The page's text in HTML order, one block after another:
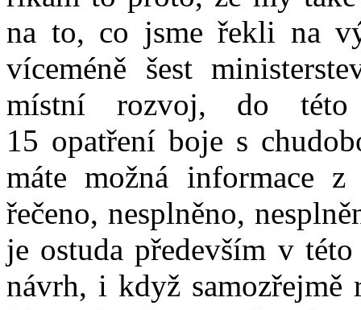
na to, co jsme řekli na
víceméně šest
místní rozvoj, do této
15 opatření boje s
máte možná informace
řečeno, nesplněno,
je ostuda především v
návrh, i když samozřejmě